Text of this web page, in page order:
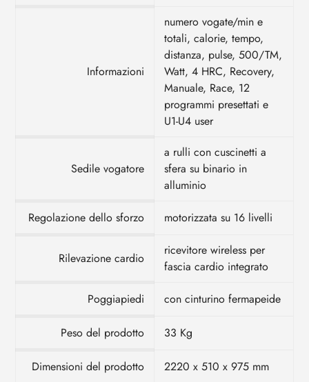
Informazioni
numero vogate/min e
totali, calorie, tempo,
distanza, pulse, 500/TM,
Watt, 4 HRC, Recovery,
Manuale, Race, 12
programmi presettati e
U1-U4 user
Sedile vogatore
a rulli con cuscinetti a
sfera su binario in
alluminio
Regolazione dello sforzo motorizzata su 16 livelli
Rilevazione cardio
ricevitore wireless per
fascia cardio integrato
Poggiapiedi con cinturino fermapeide
Peso del prodotto 33 Kg
Dimensioni del prodotto 2220 x 510 x 975 mm